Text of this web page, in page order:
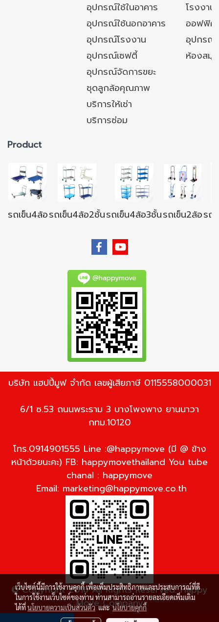
อุปกรณ์ใช้ในอาคาร
โรงงา
อุปกรณ์ใช้นอกอาคาร
ออฟฟิศ/
อุปกรณ์โรงงาน
อุปกรณ์
อุปกรณ์เซฟตี้
ห้องสมุ
อุปกรณ์จัดการขยะ
ชุดลูกล้อคุณภาพ
บริการให้เช่า
บริการซ่อม
Product
รถเข็น4ล้อรถเข็น4ล้อ2ชั้นรถเข็น4ล้อ3ชั้นรถเข็น2ล้อรถ
@happymove
บริษัท แฮปปี้มูฟ จำกัด เลขผู้เสียภาษี 0115558000031
6/1 ซ.53 ถนนพระราม 3 บางโพงพาง ยานนาวา
กทม.10120
โทร.0914901555 Line :@happymove (มี @ ข้าง
หน้าด้วยนะคะ) FB: happymovethailand You tube
chanal : happymove
Email: marketing@happymove.co.th
© Copyright 2016 All Rights Reserved. Happy
Move Company
เว็บไซต์นี้มีการใช้งานคุกกี้ เพื่อเพิ่มประสิทธิภาพและประสบการณ์ที่ดี
ในการใช้งานเว็บไซต์ของท่าน ท่านสามารถอ่านรายละเอียดเพิ่มเติม
ได้ที่นโยบายความเป็นส่วนตัวและนโยบายคุกกี้